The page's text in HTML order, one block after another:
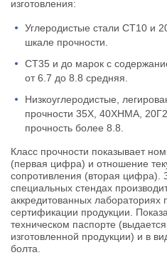
изготовления:
Углеродистые стали СТ10 и
шкале прочности.
СТ35 и до марок с
от 6.7 до 8.8 средняя.
Низкоуглеродистые,
прочности 35Х, 40ХНМА,
прочность более 8.8.
Класс прочности показывает
(первая цифра) и отношение
сопротивления (вторая цифра).
специальных стендах
аккредитованных лабораториях
сертификации продукции.
техническом паспорте
изготовленной продукции) и в
болта.